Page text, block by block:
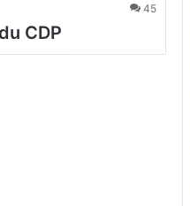
45
CDP